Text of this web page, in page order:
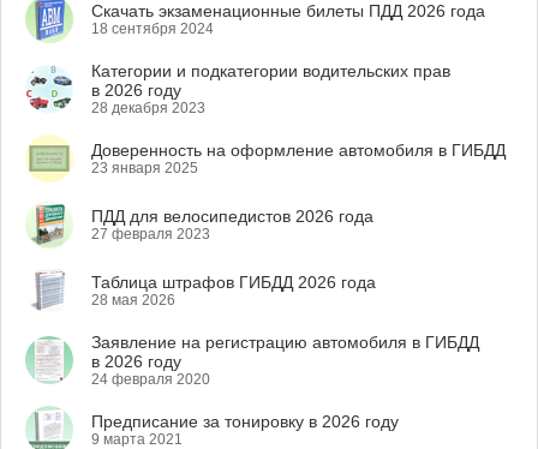
Скачать экзаменационные билеты ПДД 2026 года
18 сентября 2024
Категории и подкатегории водительских прав
в 2026 году
28 декабря 2023
Доверенность на оформление автомобиля в ГИБДД
23 января 2025
ПДД для велосипедистов 2026 года
27 февраля 2023
Таблица штрафов ГИБДД 2026 года
28 мая 2026
Заявление на регистрацию автомобиля в ГИБДД
в 2026 году
24 февраля 2020
Предписание за тонировку в 2026 году
9 марта 2021